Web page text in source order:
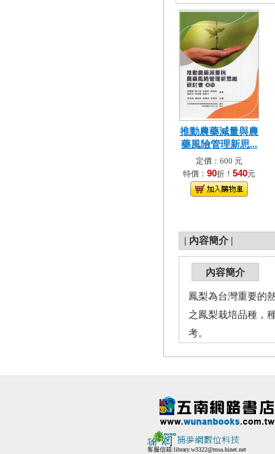
推動農藥減量與農
藥風險管理新思...
定價：600 元
特價： 90折！ 540元
| 內容簡介 |
內容簡介
鳳梨為台灣重要的
之鳳梨栽培品種，
考。
客服信箱:library.w3322@msa.hinet.net